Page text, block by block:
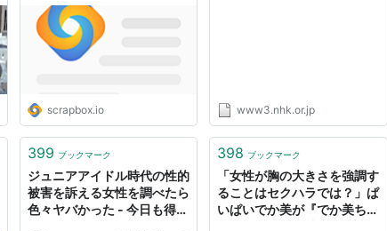
scrapbox.io www3.nhk.or.jp
399 ブックマーク
ジュニアアイドル時代の性的
被害を訴える女性を調べたら
色々ヤバかった - 今日も得る
398 ブックマーク
「女性が胸の大きさを強調す
ることはセクハラでは？」ぱ
いぱいでか美が『でか美ちゃ